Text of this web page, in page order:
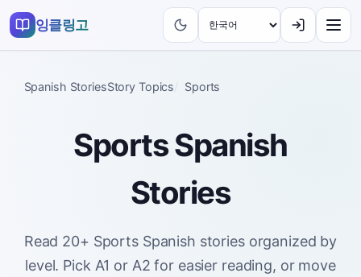
잉클링고
Spanish StoriesStory Topics Sports
Sports Spanish
Stories
Read 20+ Sports Spanish stories organized by
level. Pick A1 or A2 for easier reading, or move